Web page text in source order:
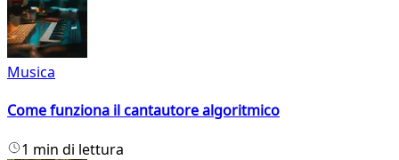
Musica
Come funziona il cantautore algoritmico
1 min di lettura